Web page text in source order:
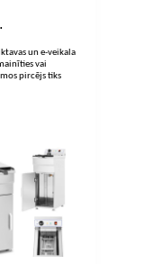
un e-veikala
vai
pircējs tiks